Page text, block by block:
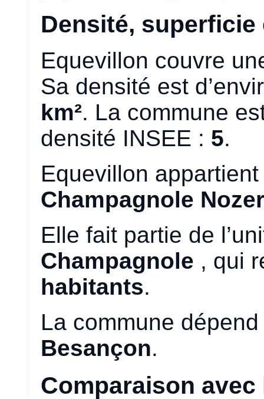
Densité,
Equevillon couvre
Sa densité est
km². La commune
densité INSEE : 5.
Equevillon
Champagnole
Elle fait partie de
Champagnole , qui
habitants.
La commune
Besançon.
Comparaison